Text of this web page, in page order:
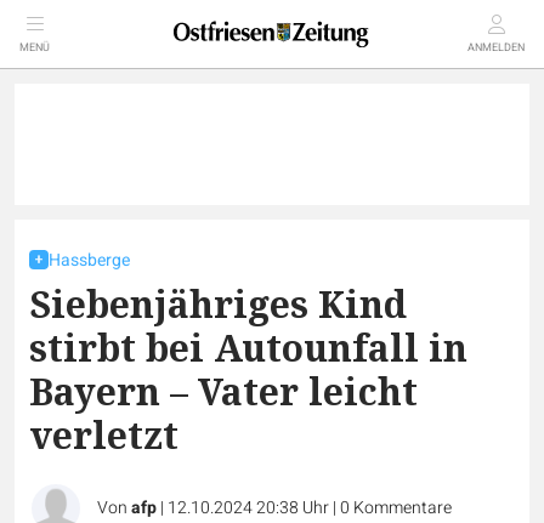
MENÜ ANMELDEN
Hassberge
Siebenjähriges Kind
stirbt bei Autounfall in
Bayern – Vater leicht
verletzt
Vonafp| 12.10.2024 20:38 Uhr|0 Kommentare